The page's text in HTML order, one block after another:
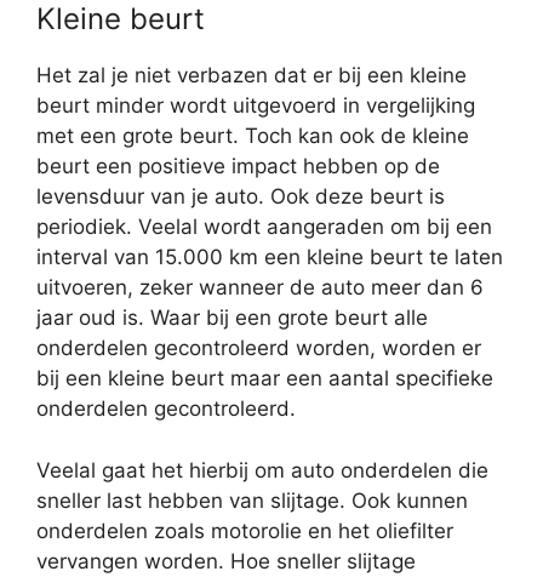
Kleine beurt
Het zal je niet verbazen dat er bij een kleine
beurt minder wordt uitgevoerd in vergelijking
met een grote beurt. Toch kan ook de kleine
beurt een positieve impact hebben op de
levensduur van je auto. Ook deze beurt is
periodiek. Veelal wordt aangeraden om bij een
interval van 15.000 km een kleine beurt te laten
uitvoeren, zeker wanneer de auto meer dan 6
jaar oud is. Waar bij een grote beurt alle
onderdelen gecontroleerd worden, worden er
bij een kleine beurt maar een aantal specifieke
onderdelen gecontroleerd.
Veelal gaat het hierbij om auto onderdelen die
sneller last hebben van slijtage. Ook kunnen
onderdelen zoals motorolie en het oliefilter
vervangen worden. Hoe sneller slijtage